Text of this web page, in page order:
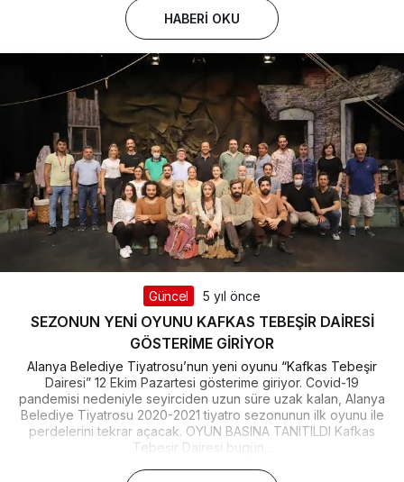
HABERI OKU
Güncel 5 yıl önce
SEZONUN YENİ OYUNU KAFKAS TEBEŞİR DAİRESİ
GÖSTERİME GİRİYOR
Alanya Belediye Tiyatrosu’nun yeni oyunu “Kafkas Tebeşir
Dairesi” 12 Ekim Pazartesi gösterime giriyor. Covid-19
pandemisi nedeniyle seyirciden uzun süre uzak kalan, Alanya
Belediye Tiyatrosu 2020-2021 tiyatro sezonunun ilk oyunu ile
perdelerini tekrar açacak. OYUN BASINA TANITILDI Kafkas
Tebeşir Dairesi bugün...